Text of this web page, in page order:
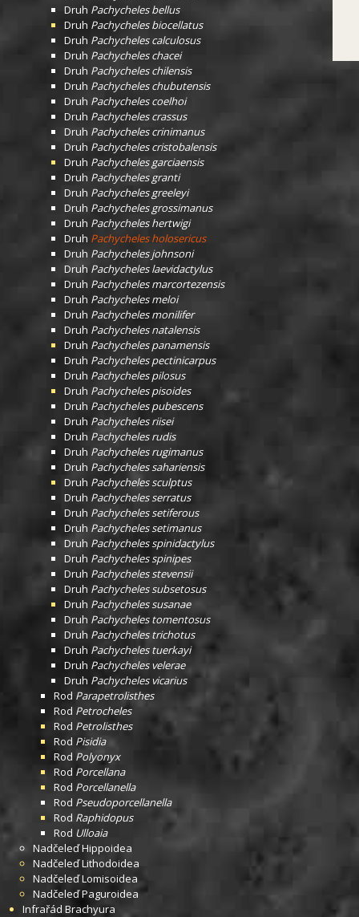
Druh Pachycheles bellus
Druh Pachycheles biocellatus
Druh Pachycheles calculosus
Druh Pachycheles chacei
Druh Pachycheles chilensis
Druh Pachycheles chubutensis
Druh Pachycheles coelhoi
Druh Pachycheles crassus
Druh Pachycheles crinimanus
Druh Pachycheles cristobalensis
Druh Pachycheles garciaensis
Druh Pachycheles granti
Druh Pachycheles greeleyi
Druh Pachycheles grossimanus
Druh Pachycheles hertwigi
Druh Pachycheles holosericus
Druh Pachycheles johnsoni
Druh Pachycheles laevidactylus
Druh Pachycheles marcortezensis
Druh Pachycheles meloi
Druh Pachycheles monilifer
Druh Pachycheles natalensis
Druh Pachycheles panamensis
Druh Pachycheles pectinicarpus
Druh Pachycheles pilosus
Druh Pachycheles pisoides
Druh Pachycheles pubescens
Druh Pachycheles riisei
Druh Pachycheles rudis
Druh Pachycheles rugimanus
Druh Pachycheles sahariensis
Druh Pachycheles sculptus
Druh Pachycheles serratus
Druh Pachycheles setiferous
Druh Pachycheles setimanus
Druh Pachycheles spinidactylus
Druh Pachycheles spinipes
Druh Pachycheles stevensii
Druh Pachycheles subsetosus
Druh Pachycheles susanae
Druh Pachycheles tomentosus
Druh Pachycheles trichotus
Druh Pachycheles tuerkayi
Druh Pachycheles velerae
Druh Pachycheles vicarius
Rod Parapetrolisthes
Rod Petrocheles
Rod Petrolisthes
Rod Pisidia
Rod Polyonyx
Rod Porcellana
Rod Porcellanella
Rod Pseudoporcellanella
Rod Raphidopus
Rod Ulloaia
NadčeleďHippoidea
NadčeleďLithodoidea
NadčeleďLomisoidea
NadčeleďPaguroidea
Infrařád Brachyura